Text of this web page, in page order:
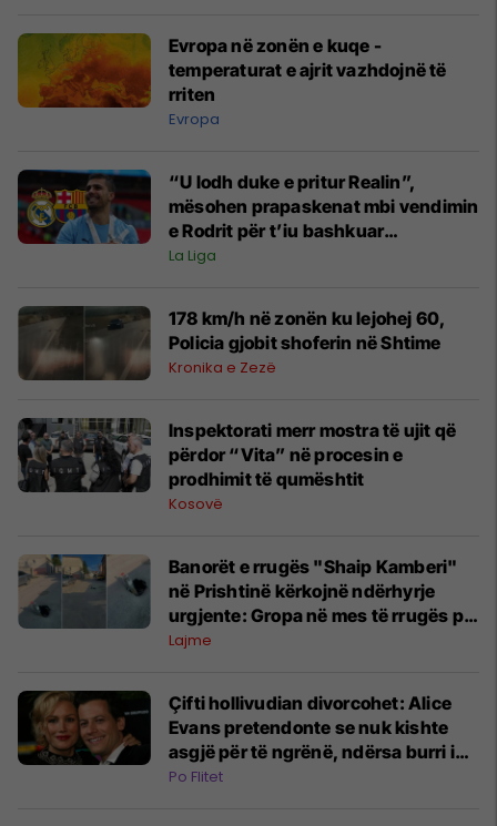
Evropa në zonën e kuqe -
temperaturat e ajrit vazhdojnë të
rriten
Evropa
“U lodh duke e pritur Realin”,
mësohen prapaskenat mbi vendimin
e Rodrit për t’iu bashkuar
Barcelonës
La Liga
178 km/h në zonën ku lejohej 60,
Policia gjobit shoferin në Shtime
Kronika e Zezë
Inspektorati merr mostra të ujit që
përdor “Vita” në procesin e
prodhimit të qumështit
Kosovë
Banorët e rrugës "Shaip Kamberi"
në Prishtinë kërkojnë ndërhyrje
urgjente: Gropa në mes të rrugës po
rrezikon qytetarët
Lajme
Çifti hollivudian divorcohet: Alice
Evans pretendonte se nuk kishte
asgjë për të ngrënë, ndërsa burri i
saj bleu orë Rolex
Po Flitet